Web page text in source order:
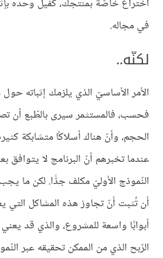
في مجاله.
لكنّه..
الأمر الأساسيّ الذي يلزمك إثباته
فحسب، فالمستثمر سيرى بالطّبع أن
الحجم، وأنّ هناك أسلاكًا متشابكة
عندما تخبرهم أنّ البرنامج لا يتوافق
النّموذج الأوليّ مكلف جدًّا. لكن ما
أن تُثبت أنّ تجاوز هذه المشاكل التي
أبوابًا واسعة للمشروع، والذي قد
الرّبح الذي من الممكن تحقيقه عبر